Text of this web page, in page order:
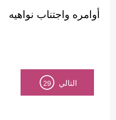
أوامره واجتناب نواهيه
التالي 29